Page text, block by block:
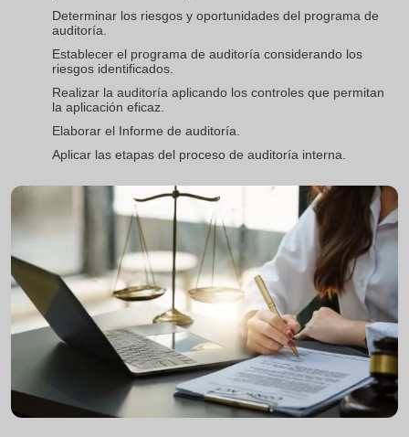
Determinar los riesgos y oportunidades del programa de
auditoría.
Establecer el programa de auditoría considerando los
riesgos identificados.
Realizar la auditoría aplicando los controles que permitan
la aplicación eficaz.
Elaborar el Informe de auditoría.
Aplicar las etapas del proceso de auditoría interna.